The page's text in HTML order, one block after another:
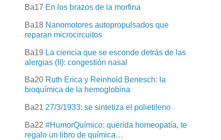
Ba17 En los brazos de la morfina
Ba18 Nanomotores autopropulsados que
reparan microcircuitos
Ba19 La ciencia que se esconde detrás de las
alergias (II): congestión nasal
Ba20 Ruth Erica y Reinhold Benesch: la
bioquímica de la hemoglobina
Ba21 27/3/1933: se sintetiza el polietileno
Ba22 #HumorQuímico: querida homeopatía, te
regalo un libro de química…